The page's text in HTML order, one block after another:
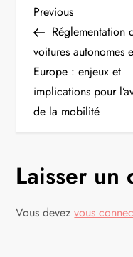
N
a
v
i
a
t
Previous
Post
Previous
Réglementation
voitures autonomes
Europe : enjeux et
implications pour
de la mobilité
Laisser un
Vous devezvous